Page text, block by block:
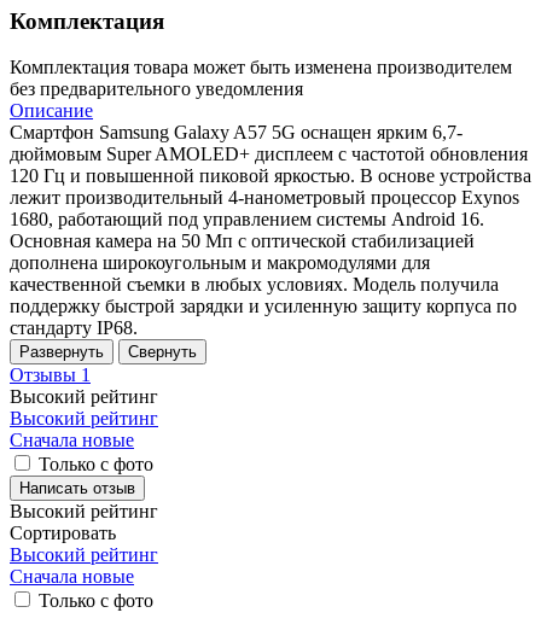
Комплектация
Комплектация товара может быть изменена производителем
без предварительного уведомления
Описание
Смартфон Samsung Galaxy A57 5G оснащен ярким 6,7-
дюймовым Super AMOLED+ дисплеем с частотой обновления
120 Гц и повышенной пиковой яркостью. В основе устройства
лежит производительный 4-нанометровый процессор Exynos
1680, работающий под управлением системы Android 16.
Основная камера на 50 Мп с оптической стабилизацией
дополнена широкоугольным и макромодулями для
качественной съемки в любых условиях. Модель получила
поддержку быстрой зарядки и усиленную защиту корпуса по
стандарту IP68.
Развернуть Свернуть
Отзывы 1
Высокий рейтинг
Высокий рейтинг
Сначала новые
Только с фото
Написать отзыв
Высокий рейтинг
Сортировать
Высокий рейтинг
Сначала новые
Только с фото